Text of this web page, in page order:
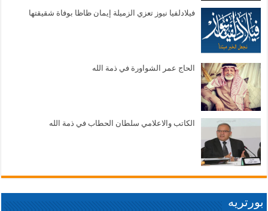
فيلادلفيا نيوز تعزي الزميلة إيمان ظاظا بوفاة شقيقتها
الحاج عمر الشواورة في ذمة الله
الكاتب والاعلامي سلطان الحطاب في ذمة الله
بورتريه